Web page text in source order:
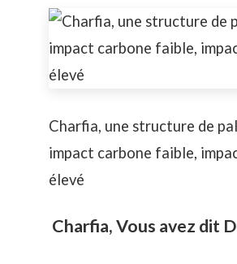
Charfia, une structure de
impact carbone faible,
élevé
Charfia, Vous avez dit